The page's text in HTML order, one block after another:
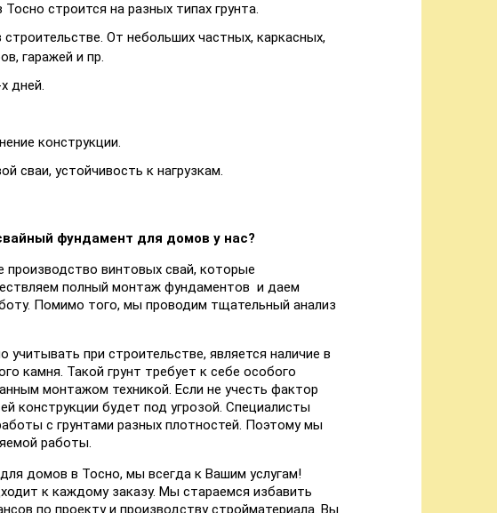
строится на разных типах грунта.
От небольших частных, каркасных,
гаражей и пр.
дней.
конструкции.
сваи, устойчивость к нагрузкам.
фундамент для домов у нас?
производство винтовых свай, которые
полный монтаж фундаментов и даем
Помимо того, мы проводим тщательный анализ
при строительстве, является наличие в
камня. Такой грунт требует к себе особого
монтажом техникой. Если не учесть фактор
конструкции будет под угрозой. Специалисты
с грунтами разных плотностей. Поэтому мы
работы.
домов в Тосно, мы всегда к Вашим услугам!
к каждому заказу. Мы стараемся избавить
по проекту и производству стройматериала. Вы